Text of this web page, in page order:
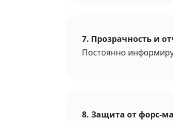
7. Прозрачность и
Постоянно
8. Защита от форс-